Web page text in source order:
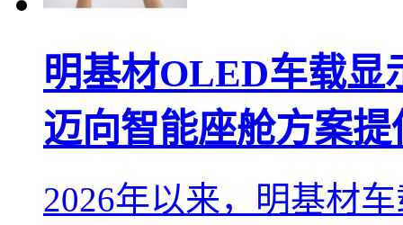
明基材OLED车载显
迈向智能座舱方案提
2026年以来，明基材